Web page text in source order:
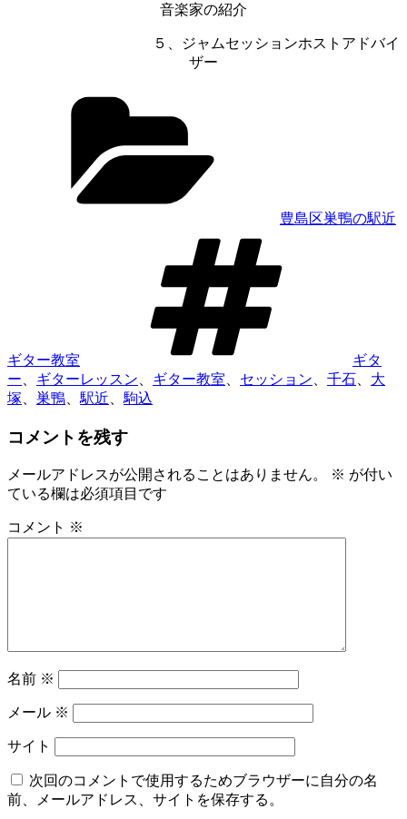
音楽家の紹介
５、ジャムセッションホストアドバイ
ザー
豊島区巣鴨の駅近
ギター教室
ギタ
ー
ギターレッスン ギター教室 セッション 千石
大
塚
巣鴨 駅近 駒込
コメントを残す
メールアドレスが公開されることはありません。 ※ が付い
ている欄は必須項目です
コメント ※
名前 ※
メール ※
サイト
次回のコメントで使用するためブラウザーに自分の名
前、メールアドレス、サイトを保存する。